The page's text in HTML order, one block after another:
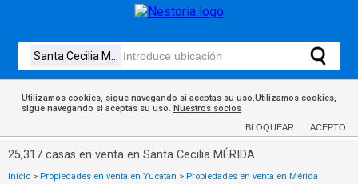
Utilizamos cookies, sigue navegando si aceptas su uso.Utilizamos cookies,
sigue navegando si aceptas su uso. Nuestros socios
BLOQUEAR ACEPTO
25,317 casas en venta en Santa Cecilia MÉRIDA
Inicio > Propiedades en venta en Yucatan > Propiedades en venta en Mérida